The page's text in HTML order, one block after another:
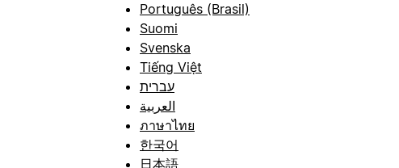
Português (Brasil)
Suomi
Svenska
Tiếng Việt
עברית
العربية
ภาษาไทย
한국어
日本語